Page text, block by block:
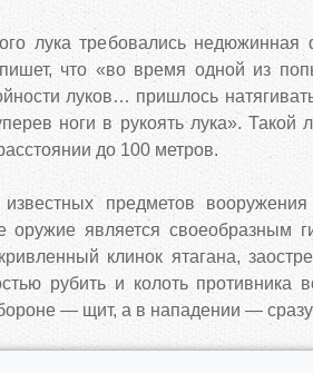
лука требовались недюжинная
что «во время одной из
луков… пришлось
ноги в рукоять лука». Такой
до 100 метров.
предметов
оружие является своеобразным
клинок ятагана,
рубить и колоть
— щит, а в нападении —